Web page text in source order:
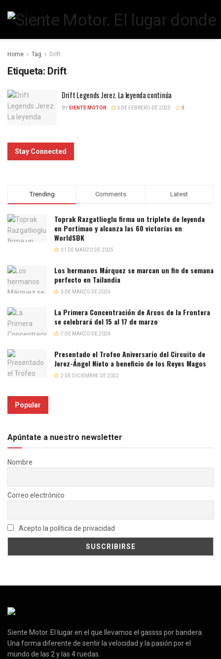
Home Tag Drift
Etiqueta: Drift
Drift Legends Jerez. La leyenda continúa
BY SIENTE MOTOR 3 DE FEBRERO DE 2025 0
Stay Connected
Trending Comments Latest
Toprak Razgatlioglu firma un triplete de leyenda
en Portimao y alcanza las 60 victorias en
WorldSBK
31 DE MARZO DE 2025
Los hermanos Márquez se marcan un fin de semana
perfecto en Tailandia
3 DE MARZO DE 2025
La Primera Concentración de Arcos de la Frontera
se celebrará del 15 al 17 de marzo
7 DE MARZO DE 2024
Presentado el Trofeo Aniversario del Circuito de
Jerez-Ángel Nieto a beneficio de los Reyes Magos
2 DE DICIEMBRE DE 2022
Popular
Apúntate a nuestro newsletter
Nombre
Correo electrónico
Acepto la política de privacidad
Siente Motor. El lugar en el que llevamos el gassss por bandera.
Una forma diferente de sentir la velocidad y la pasión por el
mundo de las 2 y las 4 ruedas.